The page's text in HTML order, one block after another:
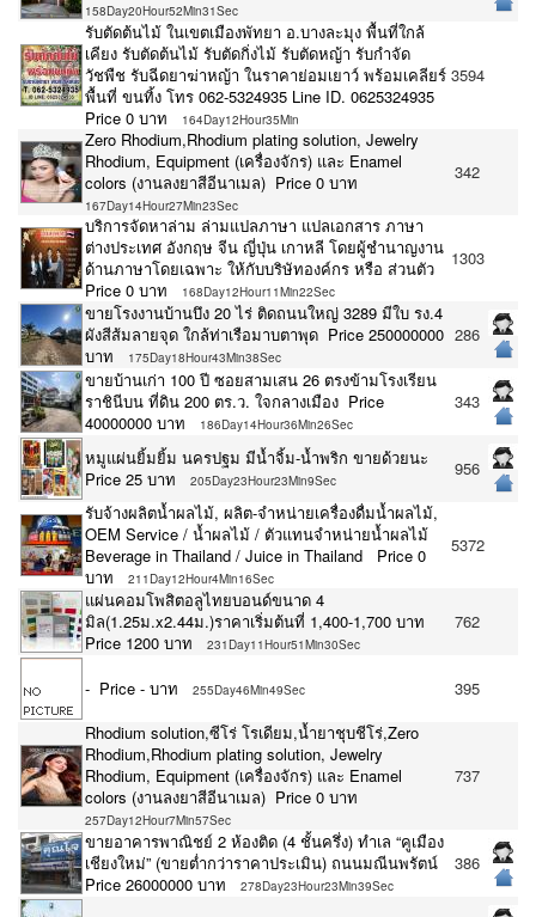
158Day20Hour52Min31Sec
รับตัดต้นไม้ ในเขตเมืองพัทยา อ.บางละมุง พื้นที่ใกล้
เคียง รับตัดต้นไม้ รับตัดกิ่งไม้ รับตัดหญ้า รับกำจัด
วัชพืช รับฉีดยาฆ่าหญ้า ในราคาย่อมเยาว์ พร้อมเคลียร์
พื้นที่ ขนทิ้ง โทร 062-5324935 Line ID. 0625324935
Price 0 บาท
164Day12Hour35Min
3594
Zero Rhodium,Rhodium plating solution, Jewelry
Rhodium, Equipment (เครื่องจักร) และ Enamel
colors (งานลงยาสีอีนาเมล) Price 0 บาท
167Day14Hour27Min23Sec
342
บริการจัดหาล่าม ล่ามแปลภาษา แปลเอกสาร ภาษา
ต่างประเทศ อังกฤษ จีน ญี่ปุ่น เกาหลี โดยผู้ชำนาญงาน
ด้านภาษาโดยเฉพาะ ให้กับบริษัทองค์กร หรือ ส่วนตัว
Price 0 บาท
168Day12Hour11Min22Sec
1303
ขายโรงงานบ้านบึง 20 ไร่ ติดถนนใหญ่ 3289 มีใบ รง.4
ผังสีส้มลายจุด ใกล้ท่าเรือมาบตาพุด Price 250000000
บาท
175Day18Hour43Min38Sec
286
ขายบ้านเก่า 100 ปี ซอยสามเสน 26 ตรงข้ามโรงเรียน
ราชินีบน ที่ดิน 200 ตร.ว. ใจกลางเมือง Price
40000000 บาท
186Day14Hour36Min26Sec
343
หมูแผ่นยิ้มยิ้ม นครปฐม มีน้ำจิ้ม-น้ำพริก ขายด้วยนะ
Price 25 บาท
205Day23Hour23Min9Sec
956
รับจ้างผลิตน้ำผลไม้, ผลิต-จำหน่ายเครื่องดื่มน้ำผลไม้,
OEM Service / น้ำผลไม้ / ตัวแทนจำหน่ายน้ำผลไม้
Beverage in Thailand / Juice in Thailand Price 0
บาท
211Day12Hour4Min16Sec
5372
แผ่นคอมโพสิตอลูไทยบอนด์ขนาด 4
มิล(1.25ม.x2.44ม.)ราคาเริ่มต้นที่ 1,400-1,700 บาท
Price 1200 บาท
231Day11Hour51Min30Sec
762
- Price - บาท 255Day46Min49Sec
395
Rhodium solution,ซีโร่ โรเดียม,น้ำยาชุบชีโร่,Zero
Rhodium,Rhodium plating solution, Jewelry
Rhodium, Equipment (เครื่องจักร) และ Enamel
colors (งานลงยาสีอีนาเมล) Price 0 บาท
257Day12Hour7Min57Sec
737
ขายอาคารพาณิชย์ 2 ห้องติด (4 ชั้นครึ่ง) ทำเล “คูเมือง
เชียงใหม่” (ขายต่ำกว่าราคาประเมิน) ถนนมณีนพรัตน์
Price 26000000 บาท
278Day23Hour23Min39Sec
386